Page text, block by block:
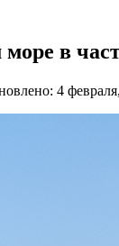
в
4